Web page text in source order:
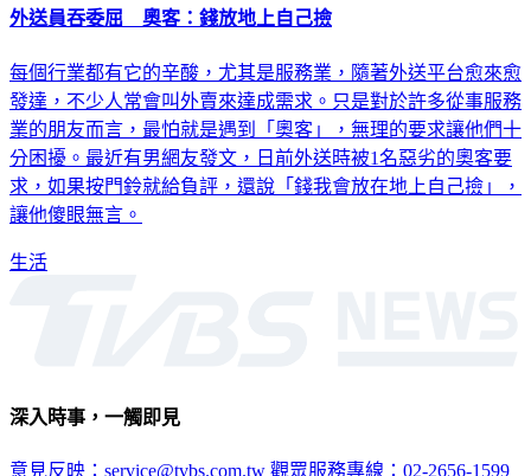
外送員吞委屈 奧客：錢放地上自己撿
每個行業都有它的辛酸，尤其是服務業，隨著外送平台愈來愈
發達，不少人常會叫外賣來達成需求。只是對於許多從事服務
業的朋友而言，最怕就是遇到「奧客」，無理的要求讓他們十
分困擾。最近有男網友發文，日前外送時被1名惡劣的奧客要
求，如果按門鈴就給負評，還說「錢我會放在地上自己撿」，
讓他傻眼無言。
生活
深入時事，一觸即見
意見反映：service@tvbs.com.tw 觀眾服務專線：02-2656-1599